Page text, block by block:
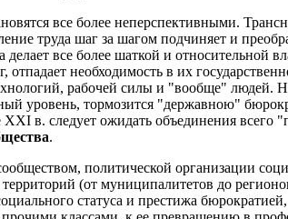
все более неперспективными.
труда шаг за шагом подчиняет и
все более шаткой и относительной
отпадает необходимость в их
рабочей силы и "вообще" людей.
уровень, тормозится "державною"
в. следует ожидать объединения всего
.
политической организации
(от муниципалитетов до
статуса и престижа